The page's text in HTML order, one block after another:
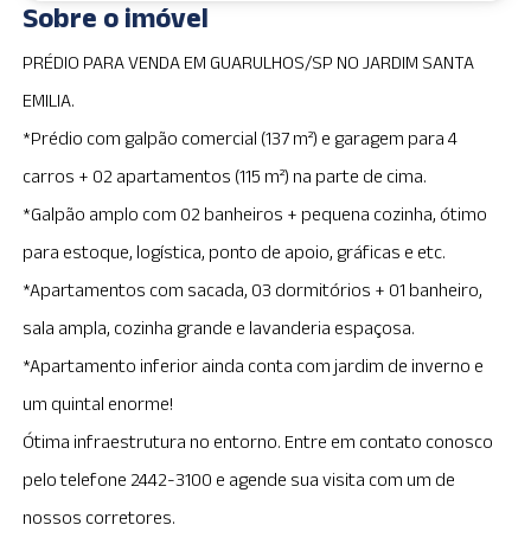
Sobre o imóvel
PRÉDIO PARA VENDA EM GUARULHOS/SP NO JARDIM SANTA
EMILIA.
*Prédio com galpão comercial (137 m²) e garagem para 4
carros + 02 apartamentos (115 m²) na parte de cima.
*Galpão amplo com 02 banheiros + pequena cozinha, ótimo
para estoque, logística, ponto de apoio, gráficas e etc.
*Apartamentos com sacada, 03 dormitórios + 01 banheiro,
sala ampla, cozinha grande e lavanderia espaçosa.
*Apartamento inferior ainda conta com jardim de inverno e
um quintal enorme!
Ótima infraestrutura no entorno. Entre em contato conosco
pelo telefone 2442-3100 e agende sua visita com um de
nossos corretores.